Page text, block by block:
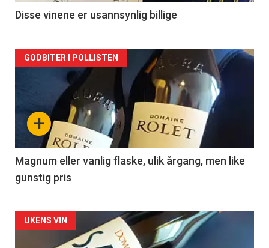
2
Disse vinene er usannsynlig billige
Forsiden
akkurat
nå
3
+
GODBITER I POLLISTEN
Magnum eller vanlig flaske, ulik årgang, men like
gunstig pris
Forsiden
UKENS VIN